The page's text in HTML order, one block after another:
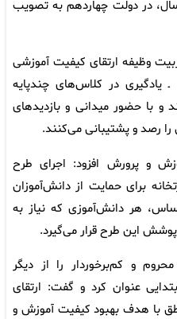
است که پس از حدود ۱۰ سال، در دولت چهاردهم به تصویب
وظیفه ارتقای کیفیت آموزشی
ـ یادگیری در کلاس‌های چندپایه
و با حضور میدانی و بازدیدهای
رصد و پشتیبانی می‌کنند.
و پرورش افزود: اجرای طرح
برای حمایت از دانش‌آموزان
هر دانش‌آموزی که نیاز به
این طرح قرار می‌گیرد.
و کم‌برخوردار را از دیگر
عنوان کرد و گفت: ارتقای
با هدف بهبود کیفیت آموزش و